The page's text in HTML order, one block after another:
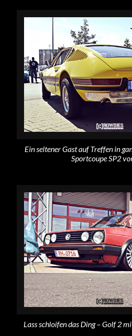
Ein seltener Gast auf Treffen in
Sportcoupe SP2
Lass schloifen das Ding – Golf 2